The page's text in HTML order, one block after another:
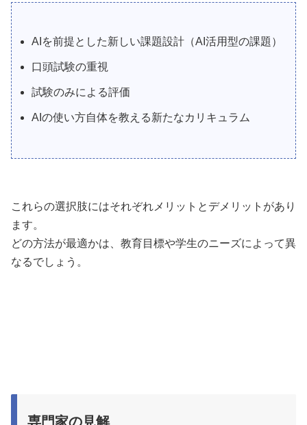
AIを前提とした新しい課題設計（AI活用型の課題）
口頭試験の重視
試験のみによる評価
AIの使い方自体を教える新たなカリキュラム
これらの選択肢にはそれぞれメリットとデメリットがあり
ます。
どの方法が最適かは、教育目標や学生のニーズによって異
なるでしょう。
専門家の見解